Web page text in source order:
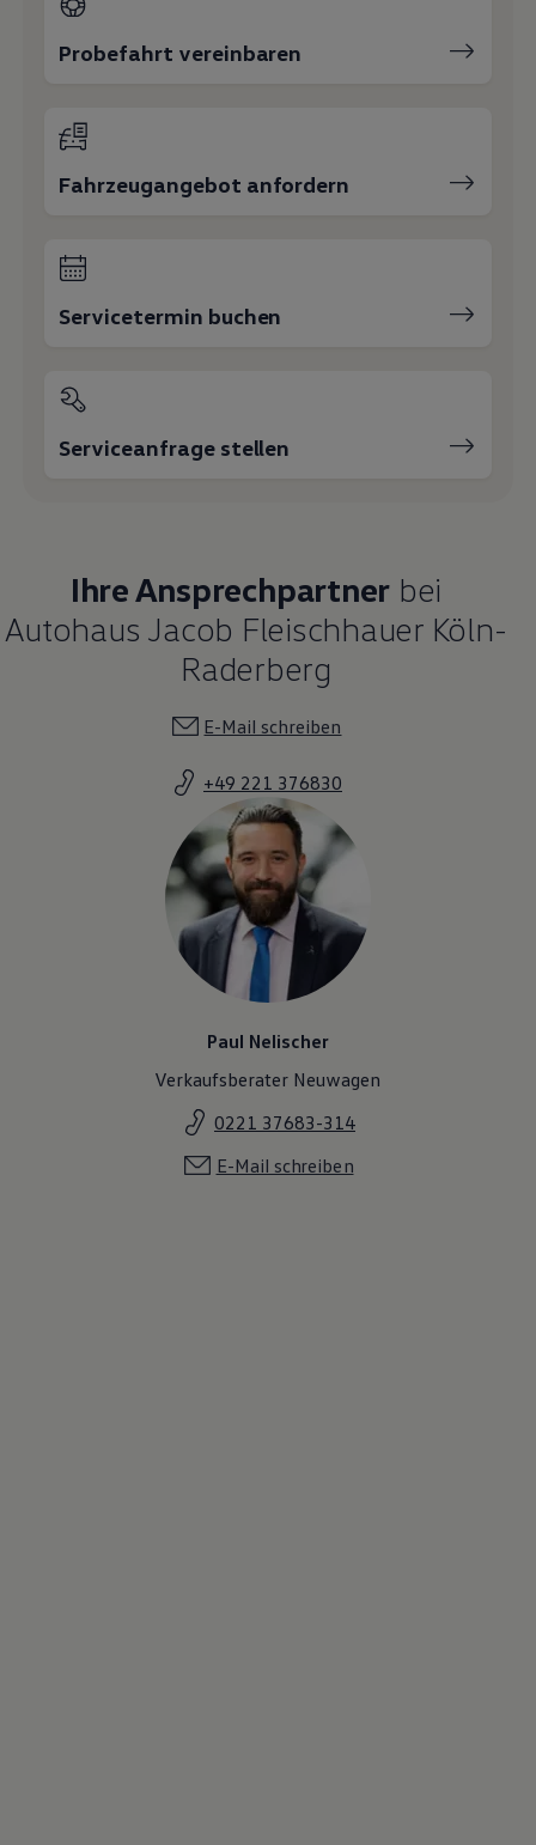
Probefahrt vereinbaren
Fahrzeugangebot anfordern
Servicetermin buchen
Serviceanfrage stellen
Ihre Ansprechpartner bei
Autohaus Jacob Fleischhauer Köln-
Raderberg
E-Mail schreiben
+49 221 376830
Paul Nelischer
Verkaufsberater Neuwagen
0221 37683-314
E-Mail schreiben